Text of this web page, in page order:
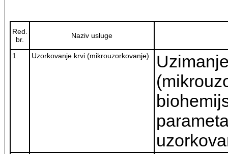
Red.
br.
Naziv usluge
1. Uzorkovanje krvi (mikrouzorkovanje)